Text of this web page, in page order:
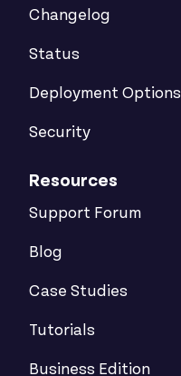
Changelog
Status
Deployment Options
Security
Resources
Support Forum
Blog
Case Studies
Tutorials
Business Edition